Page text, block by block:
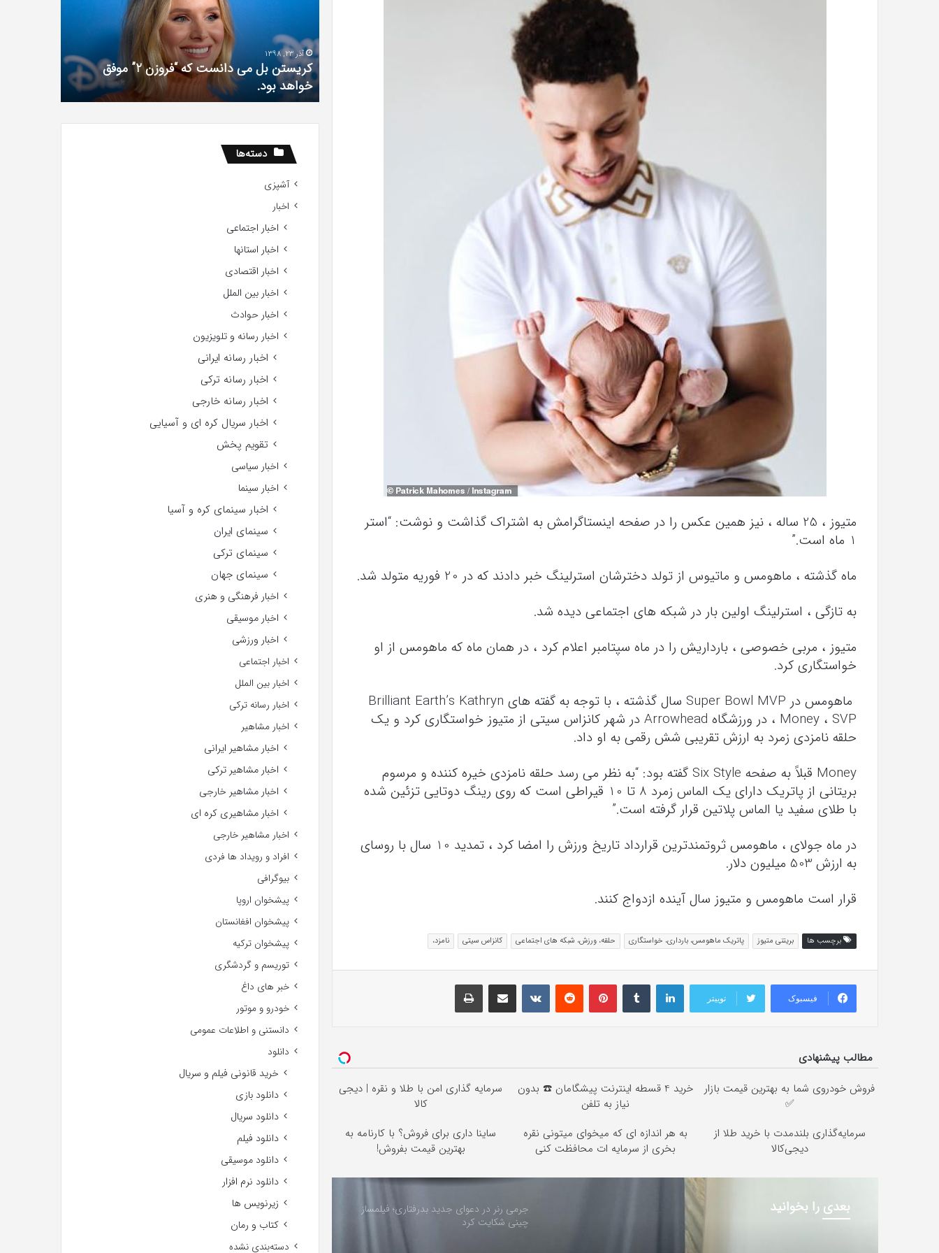
متیوز ، 25 ساله ، نیز همین عکس را در صفحه اینستاگرامش به اشتراک گذاشت و نوشت: “استر
1 ماه است.”
ماه گذشته ، ماهومس و ماتیوس از تولد دخترشان استرلینگ خبر دادند که در 20 فوریه متولد شد.
به تازگی ، استرلینگ اولین بار در شبکه های اجتماعی دیده شد.
متیوز ، مربی خصوصی ، بارداریش را در ماه سپتامبر اعلام کرد ، در همان ماه که ماهومس از او
خواستگاری کرد.
ماهومس در Super Bowl MVP سال گذشته ، با توجه به گفته های Brilliant Earth’s Kathryn
Money ، SVP ، در ورزشگاه Arrowhead در شهر کانزاس سیتی از متیوز خواستگاری کرد و یک
حلقه نامزدی زمرد به ارزش تقریبی شش رقمی به او داد.
Money قبلاً به صفحه Six Style گفته بود: “به نظر می رسد حلقه نامزدی خیره کننده و مرسوم
بریتانی از پاتریک دارای یک الماس زمرد 8 تا 10 قیراطی است که روی رینگ دوتایی تزئین شده
با طلای سفید یا الماس پلاتین قرار گرفته است.”
در ماه جولای ، ماهومس ثروتمندترین قرارداد تاریخ ورزش را امضا کرد ، تمدید 10 سال با روسای
به ارزش 503 میلیون دلار.
قرار است ماهومس و متیوز سال آینده ازدواج کنند.
برچسب ها بریتنی متیوز پاتریک ماهومس، بارداری، خواستگاری حلقه، ورزش، شبکه های اجتماعی کانزاس سیتی نامزد،
فیسبوک توییتر
لینکداینتامبلر پینتریستReddit
VKontakteاشتراک گذاری با ایمیل چاپ
مطالب پیشنهادی
فروش خودروی شما به بهترین قیمت بازار
✅
خرید 4 قسطه اینترنت پیشگامان ☎️ بدون
نیاز به تلفن
سرمایه گذاری امن با طلا و نقره | دیجی
کالا
سرمایه‌گذاری بلندمدت با خرید طلا از
دیجی‌کالا
به هر اندازه ای که میخوای میتونی نقره
بخری از سرمایه ات محافظت کنی
ساینا داری برای فروش؟ با کارنامه به
بهترین قیمت بفروش!
بعدی را بخوانید
جرمی رنر در دعوای جدید بدرفتاری؛ فیلمساز
چینی شکایت کرد
رابطه جنسی این دختر با حیوانات وحشی !
“فروزن
موفق
خواهد
بود.خواهد بود.
سری
عکس
های
جدید
از
شهریور 23, 1396
The Punisher «تنبیه کننده »با اولین سری عکس
های جدید از راه رسید
دسته‌ها
آشپزی
اخبار
اخبار اجتماعی
اخبار استانها
اخبار اقتصادی
اخبار بین الملل
اخبار حوادث
اخبار رسانه و تلویزیون
اخبار رسانه ایرانی
اخبار رسانه ترکی
اخبار رسانه خارجی
اخبار سریال کره ای و آسیایی
تقویم پخش
اخبار سیاسی
اخبار سینما
اخبار سینمای کره و آسیا
سینمای ایران
سینمای ترکی
سینمای جهان
اخبار فرهنگی و هنری
اخبار موسیقی
اخبار ورزشی
اخبار اجتماعی
اخبار بین الملل
اخبار رسانه ترکی
اخبار مشاهیر
اخبار مشاهیر ایرانی
اخبار مشاهیر ترکی
اخبار مشاهیر خارجی
اخبار مشاهیری کره ای
اخبار مشاهیر خارجی
افراد و رویداد ها فردی
بیوگرافی
پیشخوان اروپا
پیشخوان افغانستان
پیشخوان ترکیه
توریسم و گردشگری
خبر های داغ
خودرو و موتور
دانستنی و اطلاعات عمومی
دانلود
خرید قانونی فیلم و سریال
دانلود بازی
دانلود سریال
دانلود فیلم
دانلود موسیقی
دانلود نرم افزار
زیرنویس ها
کتاب و رمان
دسته‌بندی نشده